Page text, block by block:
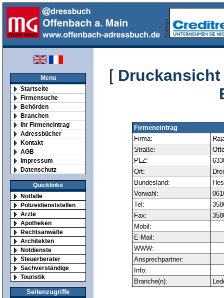
Menu
Startseite
Firmensuche
Behörden
Branchen
Ihr Firmeneintrag
Adressbücher
Kontakt
AGB
Impressum
Datenschutz
Quicklinks
Notfälle
Polizeidienststellen
Ärzte
Apotheken
Rechtsanwälte
Architekten
Notdienste
Steuerberater
Sachverständige
Touristik
Seitenzugriffe
[ Druckansicht
Firmeneintrag
Firma:
Straße:
PLZ:
Ort:
Bundesland:
Vorwahl:
Tel:
Fax:
Mobil:
E-Mail:
WWW:
Ansprechpartner:
Info:
Branche(n):